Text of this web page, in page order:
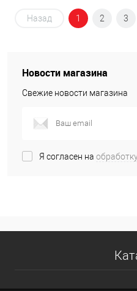
Назад 1 2 3
Новости магазина
Свежие новости магазина
Я согласен на